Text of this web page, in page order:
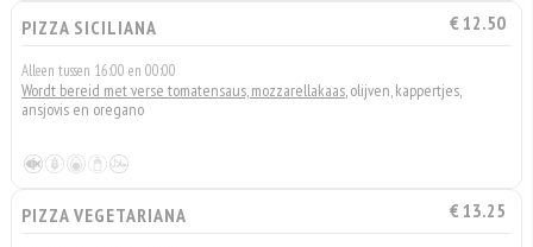
PIZZA SICILIANA € 12.50
Alleen tussen 16:00 en 00:00
Wordt bereid met verse tomatensaus, mozzarellakaas, olijven, kappertjes,
ansjovis en oregano
PIZZA VEGETARIANA € 13.25